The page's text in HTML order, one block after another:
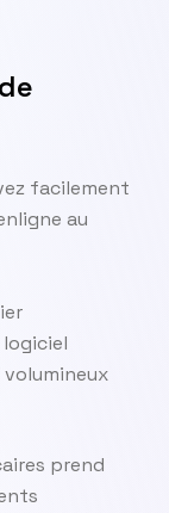
facilement
au
volumineux
prend